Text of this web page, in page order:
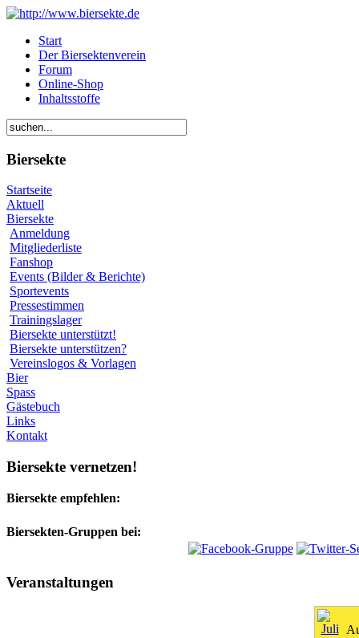
Start
Der Biersektenverein
Forum
Online-Shop
Inhaltsstoffe
Biersekte
Startseite
Aktuell
Biersekte
Anmeldung
Mitgliederliste
Fanshop
Events (Bilder & Berichte)
Sportevents
Pressestimmen
Trainingslager
Biersekte unterstützt!
Biersekte unterstützen?
Vereinslogos & Vorlagen
Bier
Spass
Gästebuch
Links
Kontakt
Biersekte vernetzen!
Biersekte empfehlen:
Biersekten-Gruppen bei:
Veranstaltungen